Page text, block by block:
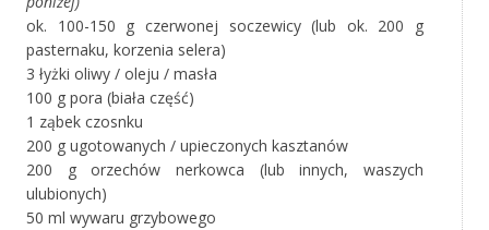
ok. 100-150 g czerwonej soczewicy (lub ok. 200 g
pasternaku, korzenia selera)
3 łyżki oliwy / oleju / masła
100 g pora (biała część)
1 ząbek czosnku
200 g ugotowanych / upieczonych kasztanów
200 g orzechów nerkowca (lub innych, waszych
ulubionych)
50 ml wywaru grzybowego